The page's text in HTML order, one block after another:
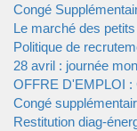
Congé
Le marché des
Politique de
28 avril : journée mon
OFFRE D'EMPLOI :
Congé
Restitution diag-